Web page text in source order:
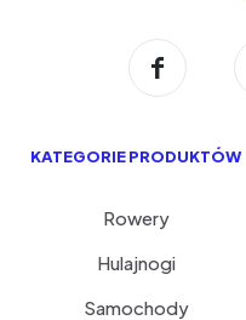
KATEGORIE PRODUKTÓW
Rowery
Hulajnogi
Samochody